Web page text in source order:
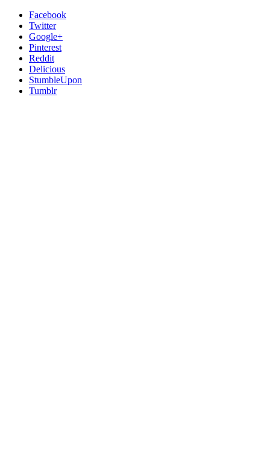
Facebook
Twitter
Google+
Pinterest
Reddit
Delicious
StumbleUpon
Tumblr